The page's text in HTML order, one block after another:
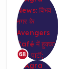
68